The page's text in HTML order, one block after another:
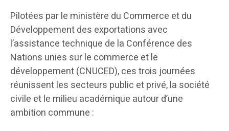
Pilotées par le ministère du Commerce et du
Développement des exportations avec
l’assistance technique de la Conférence des
Nations unies sur le commerce et le
développement (CNUCED), ces trois journées
réunissent les secteurs public et privé, la société
civile et le milieu académique autour d’une
ambition commune :